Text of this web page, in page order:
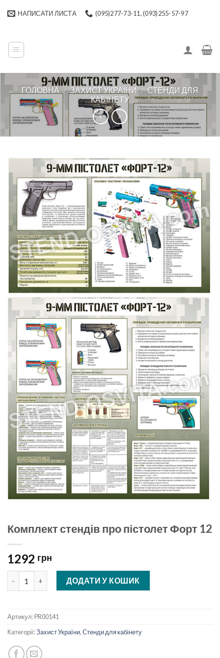
НАПИСАТИ ЛИСТА (095)277-73-11, (093)255-57-97
ГОЛОВНА / ЗАХИСТ УКРАЇНИ / СТЕНДИ ДЛЯ
КАБІНЕТУ
Комплект стендів про пістолет Форт 12
1292 грн
Комплект стендів про пістолет Форт 12 кількість
ДОДАТИ У КОШИК
Артикул:PR00141
Категорії:Захист України,Стенди для кабінету